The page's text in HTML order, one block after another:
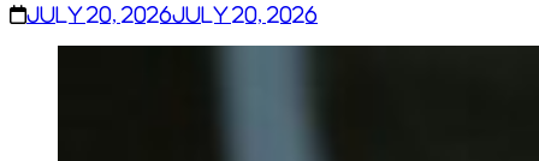
July 20, 2026July 20, 2026